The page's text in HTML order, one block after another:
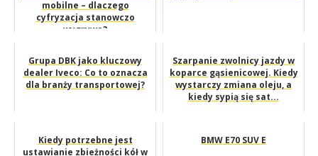
mobilne – dlaczego
cyfryzacja stanowczo
wygrywa?
Grupa DBK jako kluczowy
dealer Iveco: Co to oznacza
dla branży transportowej?
Szarpanie zwolnicy jazdy w
koparce gąsienicowej. Kiedy
wystarczy zmiana oleju, a
kiedy sypią się sat...
Kiedy potrzebne jest
ustawianie zbieżności kół w
BMW E70 SUV E